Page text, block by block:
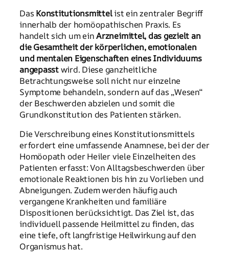
Das Konstitutionsmittelist ein zentraler Begriff
innerhalb der homöopathischen Praxis. Es
handelt sich um einArzneimittel, das gezielt an
die Gesamtheit der körperlichen, emotionalen
und mentalen Eigenschaften eines Individuums
angepasstwird. Diese ganzheitliche
Betrachtungsweise soll nicht nur einzelne
Symptome behandeln, sondern auf das „Wesen“
der Beschwerden abzielen und somit die
Grundkonstitution des Patienten stärken.
Die Verschreibung eines Konstitutionsmittels
erfordert eine umfassende Anamnese, bei der der
Homöopath oder Heiler viele Einzelheiten des
Patienten erfasst: Von Alltagsbeschwerden über
emotionale Reaktionen bis hin zu Vorlieben und
Abneigungen. Zudem werden häufig auch
vergangene Krankheiten und familiäre
Dispositionen berücksichtigt. Das Ziel ist, das
individuell passende Heilmittel zu finden, das
eine tiefe, oft langfristige Heilwirkung auf den
Organismus hat.